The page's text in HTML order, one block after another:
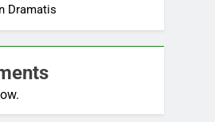
Dramatis